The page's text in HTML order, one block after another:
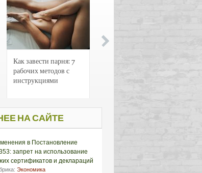
Как завести парня: 7
рабочих методов с
инструкциями
НА САЙТЕ
в Постановление
запрет на использование
сертификатов и деклараций
Экономика